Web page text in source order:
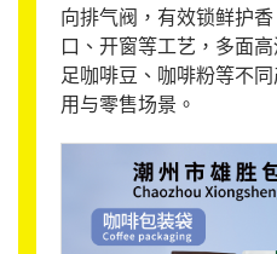
向排气阀，有效锁鲜护
口、开窗等工艺，多面
足咖啡豆、咖啡粉等不
用与零售场景。